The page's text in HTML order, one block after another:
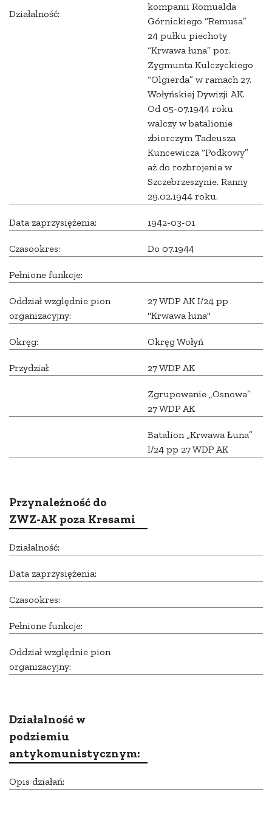
Działalność:
kompanii Romualda
Górnickiego “Remusa”
24 pułku piechoty
“Krwawa łuna” por.
Zygmunta Kulczyckiego
“Olgierda” w ramach 27.
Wołyńskiej Dywizji AK.
Od 05-07.1944 roku
walczy w batalionie
zbiorczym Tadeusza
Kuncewicza “Podkowy”
aż do rozbrojenia w
Szczebrzeszynie. Ranny
29.02.1944 roku.
Data zaprzysiężenia: 1942-03-01
Czasookres: Do 07.1944
Pełnione funkcje:
Oddział względnie pion
organizacyjny:
27 WDP AK I/24 pp
"Krwawa łuna"
Okręg: Okręg Wołyń
Przydział: 27 WDP AK
Zgrupowanie „Osnowa”
27 WDP AK
Batalion „Krwawa Łuna”
I/24 pp 27 WDP AK
Przynależność do
ZWZ-AK poza Kresami
Działalność:
Data zaprzysiężenia:
Czasookres:
Pełnione funkcje:
Oddział względnie pion
organizacyjny:
Działalność w
podziemiu
antykomunistycznym:
Opis działań: